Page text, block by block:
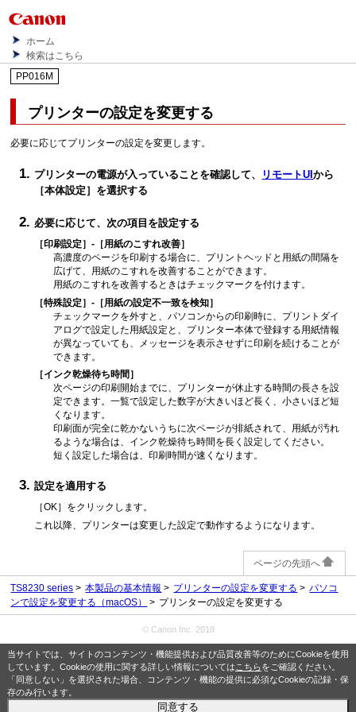
当サイトでは、サイトのコンテンツ・機能提供および品質改善等のためにCookieを使用
しています。Cookieの使用に関する詳しい情報については こちらをご確認ください。
「同意しない」を選択された場合、コンテンツ・機能の提供に必須なCookieの記録・保
存のみ行います。
同意する
ホーム
検索はこちら
PP016M
プリンターの設定を変更する
必要に応じてプリンターの設定を変更します。
プリンターの電源が入っていることを確認して、 リモートUIから
［本体設定］ を選択する
必要に応じて、次の項目を設定する
［印刷設定］- ［用紙のこすれ改善］
高濃度のページを印刷する場合に、 プリントヘッド と用紙の間隔を
広げて、用紙のこすれを改善することができます。
用紙のこすれを改善するときはチェックマークを付けます。
［特殊設定］- ［用紙の設定不一致を検知］
チェックマークを外すと、パソコンからの印刷時に、プリントダイ
アログで設定した用紙設定と、プリンター本体で登録する用紙情報
が異なっていても、メッセージを表示させずに印刷を続けることが
できます。
［インク乾燥待ち時間］
次ページの印刷開始までに、プリンターが休止する時間の長さを設
定できます。 一覧で設定した数字が大きいほど長く、小さいほど短
くなります。
印刷面が完全に乾かないうちに次ページが排紙されて、用紙が汚れ
るような場合は、インク乾燥待ち時間を長く設定してください。
短く設定した場合は、印刷時間が速くなります。
設定を適用する
［OK］ をクリックします。
これ以降、プリンターは変更した設定で動作するようになります。
ページの先頭へ
TS8230 series 本製品の基本情報 プリンターの設定を変更する
パソコ
ンで設定を変更する（macOS）
プリンターの設定を変更する
© Canon Inc. 2018